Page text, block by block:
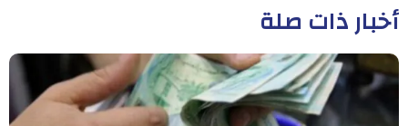
أخبار ذات صلة